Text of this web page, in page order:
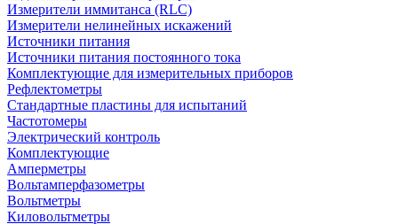
Измерители иммитанса (RLC)
Измерители нелинейных искажений
Источники питания
Источники питания постоянного тока
Комплектующие для измерительных приборов
Рефлектометры
Стандартные пластины для испытаний
Частотомеры
Электрический контроль
Комплектующие
Амперметры
Вольтамперфазометры
Вольтметры
Киловольтметры